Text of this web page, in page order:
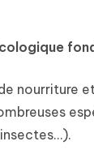
nourriture